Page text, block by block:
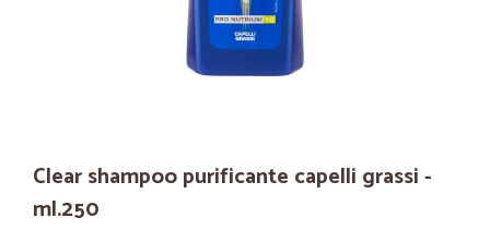
Clear shampoo purificante capelli grassi -
ml.250